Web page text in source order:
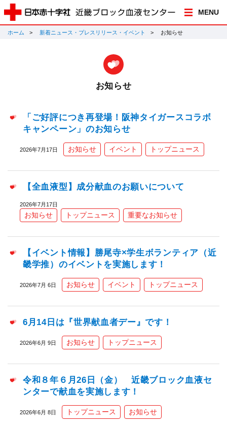
MENU
ホーム 新着ニュース・プレスリリース・イベント お知らせ
お知らせ
「ご好評につき再登場！阪神タイガースコラボ
キャンペーン」のお知らせ
2026年7月17日 お知らせ イベント トップニュース
【全血液型】成分献血のお願いについて
2026年7月17日
お知らせ トップニュース 重要なお知らせ
【イベント情報】勝尾寺×学生ボランティア（近
畿学推）のイベントを実施します！
2026年7月 6日 お知らせ イベント トップニュース
6月14日は『世界献血者デー』です！
2026年6月 9日 お知らせ トップニュース
令和８年６月26日（金） 近畿ブロック血液セ
ンターで献血を実施します！
2026年6月 8日 トップニュース お知らせ